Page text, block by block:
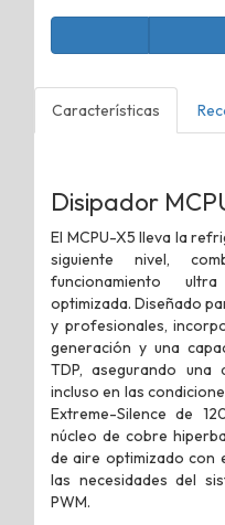
Características
Disipador
El MCPU-X5 lleva la
siguiente nivel,
funcionamiento
optimizada. Diseñado
y profesionales,
generación y una
TDP, asegurando una
incluso en las
Extreme-Silence de
núcleo de cobre
de aire optimizado con
las necesidades del
PWM.